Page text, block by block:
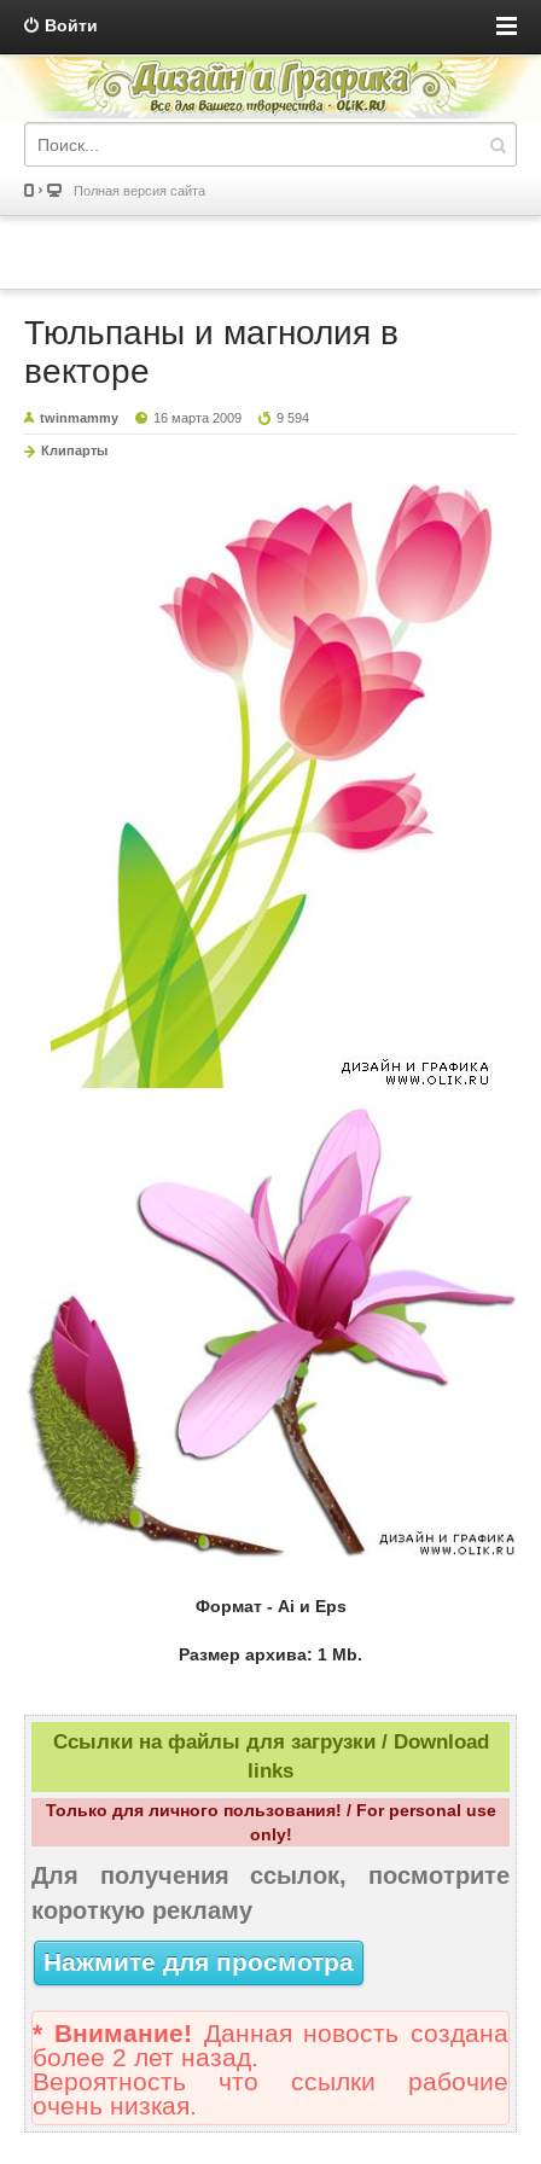
Войти
Полная версия сайта
Тюльпаны и магнолия в
векторе
twinmammy 16 марта 2009 9 594
Клипарты
Формат - Ai и Eps
Размер архива: 1 Mb.
Ссылки на файлы для загрузки / Download
links
Только для личного пользования! / For personal use
only!
Для получения ссылок, посмотрите
короткую рекламу
Нажмите для просмотра
* Внимание! Данная новость создана
более 2 лет назад.
Вероятность что ссылки рабочие
очень низкая.